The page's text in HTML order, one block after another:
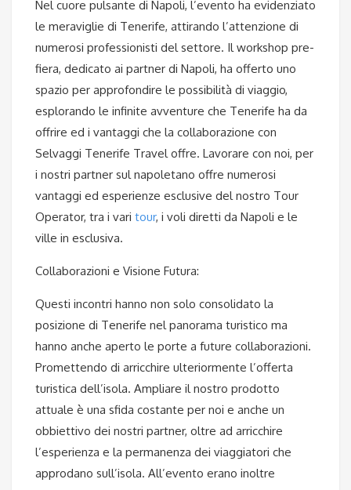
Nel cuore pulsante di Napoli, l’evento ha evidenziato
le meraviglie di Tenerife, attirando l’attenzione di
numerosi professionisti del settore. Il workshop pre-
fiera, dedicato ai partner di Napoli, ha offerto uno
spazio per approfondire le possibilità di viaggio,
esplorando le infinite avventure che Tenerife ha da
offrire ed i vantaggi che la collaborazione con
Selvaggi Tenerife Travel offre. Lavorare con noi, per
i nostri partner sul napoletano offre numerosi
vantaggi ed esperienze esclusive del nostro Tour
Operator, tra i vari tour, i voli diretti da Napoli e le
ville in esclusiva.
Collaborazioni e Visione Futura:
Questi incontri hanno non solo consolidato la
posizione di Tenerife nel panorama turistico ma
hanno anche aperto le porte a future collaborazioni.
Promettendo di arricchire ulteriormente l’offerta
turistica dell’isola. Ampliare il nostro prodotto
attuale è una sfida costante per noi e anche un
obbiettivo dei nostri partner, oltre ad arricchire
l’esperienza e la permanenza dei viaggiatori che
approdano sull’isola. All’evento erano inoltre